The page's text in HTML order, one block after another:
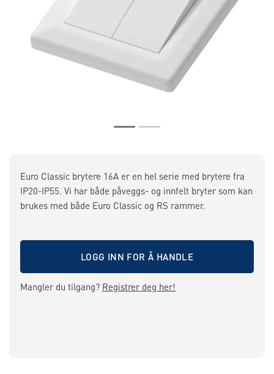
Euro Classic brytere 16A er en hel serie med brytere fra
IP20-IP55. Vi har både påveggs- og innfelt bryter som kan
brukes med både Euro Classic og RS rammer.
LOGG INN FOR Å HANDLE
Mangler du tilgang? Registrer deg her!